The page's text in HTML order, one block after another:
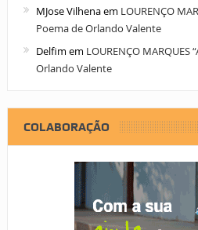
MJose Vilhenaem LOURENÇO
Poema de Orlando Valente
Delfim em LOURENÇO MARQUES
Orlando Valente
COLABORAÇÃO